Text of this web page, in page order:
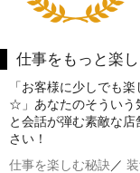
仕事をもっと楽し
「お客様に少しでも
☆」あなたのそういう
と会話が弾む素敵な
さい！
仕事を楽しむ秘訣／